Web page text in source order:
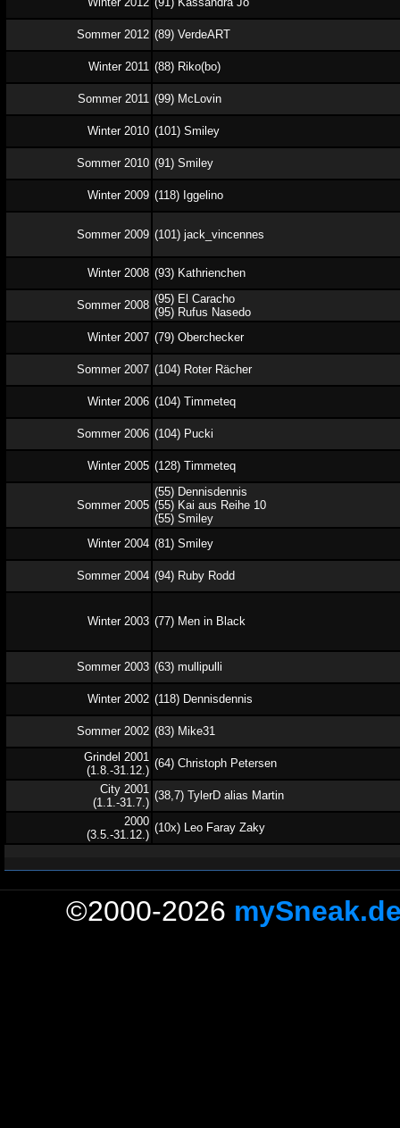
Sommer 2012 (89) VerdeART
Winter 2011 (88) Riko(bo)
Sommer 2011 (99) McLovin
Winter 2010 (101) Smiley
Sommer 2010 (91) Smiley
Winter 2009 (118) Iggelino
Sommer 2009 (101) jack_vincennes
Winter 2008 (93) Kathrienchen
Sommer 2008 (95) El Caracho
(95) Rufus Nasedo
Winter 2007 (79) Oberchecker
Sommer 2007 (104) Roter Rächer
Winter 2006 (104) Timmeteq
Sommer 2006 (104) Pucki
Winter 2005 (128) Timmeteq
Sommer 2005
(55) Dennisdennis
(55) Kai aus Reihe 10
(55) Smiley
Winter 2004 (81) Smiley
Sommer 2004 (94) Ruby Rodd
Winter 2003 (77) Men in Black
Sommer 2003 (63) mullipulli
Winter 2002 (118) Dennisdennis
Sommer 2002 (83) Mike31
Grindel 2001
(1.8.-31.12.)
(64) Christoph Petersen
City 2001
(1.1.-31.7.)
(38,7) TylerD alias Martin
2000
(3.5.-31.12.)
(10x) Leo Faray Zaky
©2000-2026